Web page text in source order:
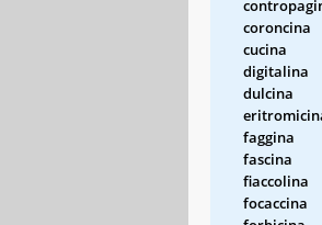
coroncina
cucina
digitalina
dulcina
faggina
fascina
fiaccolina
focaccina